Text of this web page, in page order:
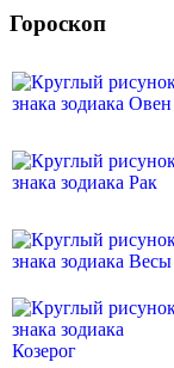
Гороскоп